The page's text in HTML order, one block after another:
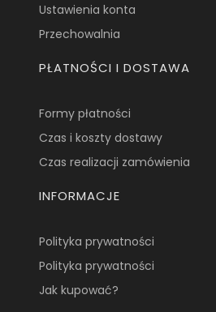
Ustawienia konta
Przechowalnia
PŁATNOŚCI I DOSTAWA
Formy płatności
Czas i koszty dostawy
Czas realizacji zamówienia
INFORMACJE
Polityka prywatności
Polityka prywatności
Jak kupować?